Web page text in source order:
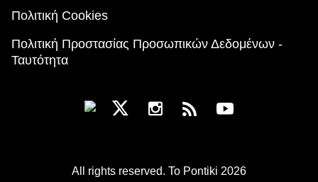
Πολιτική Cookies
Πολιτική Προστασίας Προσωπικών Δεδομένων -
Ταυτότητα
All rights reserved. To Pontiki 2026